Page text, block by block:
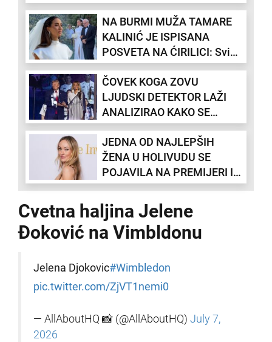
na premijeri "Odiseje"
(FOTO)
NA BURMI MUŽA TAMARE
KALINIĆ JE ISPISANA
POSVETA NA ĆIRILICI: Svi
detalji sa venčanja
influenserke - buket od
božura krio posebnu tajnu
(FOTO)
ČOVEK KOGA ZOVU
LJUDSKI DETEKTOR LAŽI
ANALIZIRAO KAKO SE
MELANIJA PONAŠA PORED
TRAMPA: Prva dama
oduševila svojim stilom ali
ovo joj neće oprostiti
JEDNA OD NAJLEPŠIH
ŽENA U HOLIVUDU SE
POJAVILA NA PREMIJERI I
SVI SU U ŠOKU: "Šta joj se
dogodilo" (FOTO)
Cvetna haljina Jelene
Đoković na Vimbldonu
Jelena Djokovic#Wimbledon
pic.twitter.com/ZjVT1nemi0
— AllAboutHQ 📸 (@AllAboutHQ) July 7,
2026